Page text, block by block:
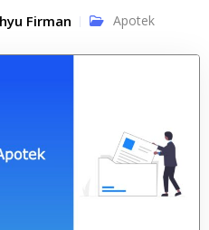
Firman Apotek